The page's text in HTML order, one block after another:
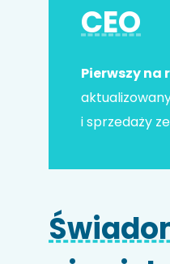
Kod HS
CEO
Pierwszy na
i sprzedaży